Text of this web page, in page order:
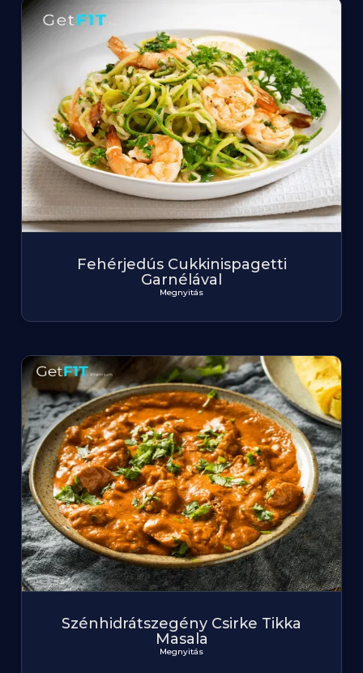
Fehérjedús Cukkinispagetti
Garnélával
Megnyitás
Szénhidrátszegény Csirke Tikka
Masala
Megnyitás